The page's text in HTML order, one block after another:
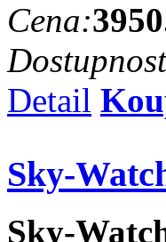
Cena:
Detail
Sky-
Sky-